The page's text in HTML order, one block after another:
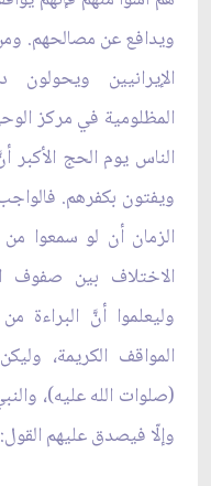
ويدافع عن مصالحهم.
الإيرانيين
المظلومية في مركز
الناس يوم الحج الأكبر
ويفتون بكفرهم.
الزمان أن لو سمعوا
الاختلاف بين صفوف
وليعلموا أنَّ البراءة
المواقف الكريمة،
(صلوات الله عليه)،
وإلّا فيصدق عليهم